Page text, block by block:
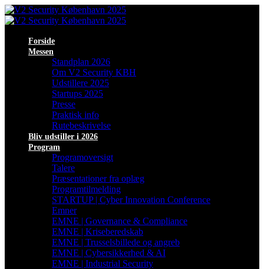
Forside
Messen
Standplan 2026
Om V2 Security KBH
Udstillere 2025
Startups 2025
Presse
Praktisk info
Rutebeskrivelse
Bliv udstiller i 2026
Program
Programoversigt
Talere
Præsentationer fra oplæg
Programtilmelding
STARTUP | Cyber Innovation Conference
Emner
EMNE | Governance & Compliance
EMNE | Kriseberedskab
EMNE | Trusselsbillede og angreb
EMNE | Cybersikkerhed & AI
EMNE | Industrial Security